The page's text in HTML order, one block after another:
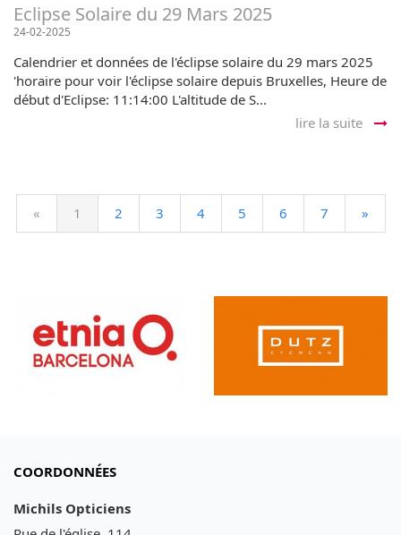
Eclipse Solaire du 29 Mars 2025
24-02-2025
Calendrier et données de l'éclipse solaire du 29 mars 2025
'horaire pour voir l'éclipse solaire depuis Bruxelles, Heure de
début d'Eclipse: 11:14:00 L'altitude de S...
lire la suite
« 1 2 3 4 5 6 7 »
COORDONNÉES
Michils Opticiens